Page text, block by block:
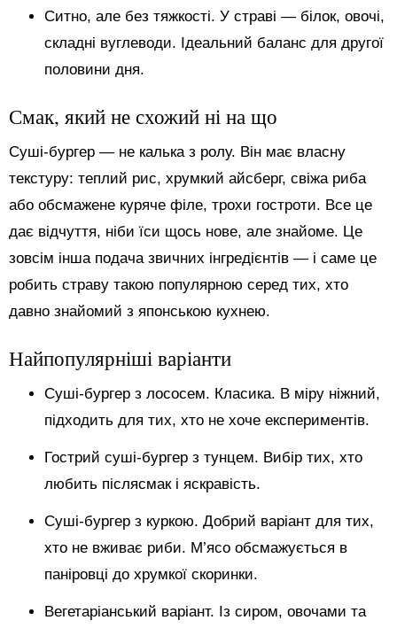
Ситно, але без тяжкості. У страві — білок, овочі,
складні вуглеводи. Ідеальний баланс для другої
половини дня.
Смак, який не схожий ні на що
Суші-бургер — не калька з ролу. Він має власну
текстуру: теплий рис, хрумкий айсберг, свіжа риба
або обсмажене куряче філе, трохи гостроти. Все це
дає відчуття, ніби їси щось нове, але знайоме. Це
зовсім інша подача звичних інгредієнтів — і саме це
робить страву такою популярною серед тих, хто
давно знайомий з японською кухнею.
Найпопулярніші варіанти
Суші-бургер з лососем. Класика. В міру ніжний,
підходить для тих, хто не хоче експериментів.
Гострий суші-бургер з тунцем. Вибір тих, хто
любить післясмак і яскравість.
Суші-бургер з куркою. Добрий варіант для тих,
хто не вживає риби. М’ясо обсмажується в
паніровці до хрумкої скоринки.
Вегетаріанський варіант. Із сиром, овочами та